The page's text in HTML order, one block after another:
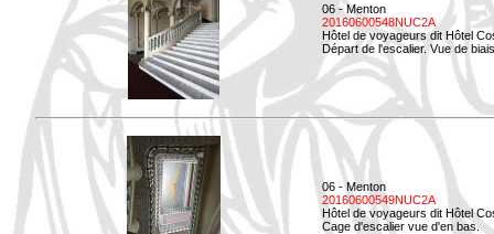
06 - Menton
20160600548NUC2A
Hôtel de voyageurs dit Hôtel
Départ de l'escalier. Vue de
06 - Menton
20160600549NUC2A
Hôtel de voyageurs dit Hôtel
Cage d'escalier vue d'en bas.